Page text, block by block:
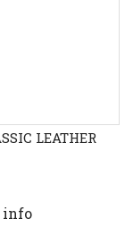
LEATHER